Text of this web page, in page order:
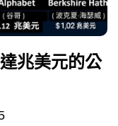
兆美元的公